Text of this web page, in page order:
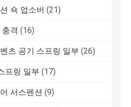
쇽 업소버 (21)
격 (16)
츠 공기 스프링 일부 (26)
프링 일부 (17)
서스펜션 (9)